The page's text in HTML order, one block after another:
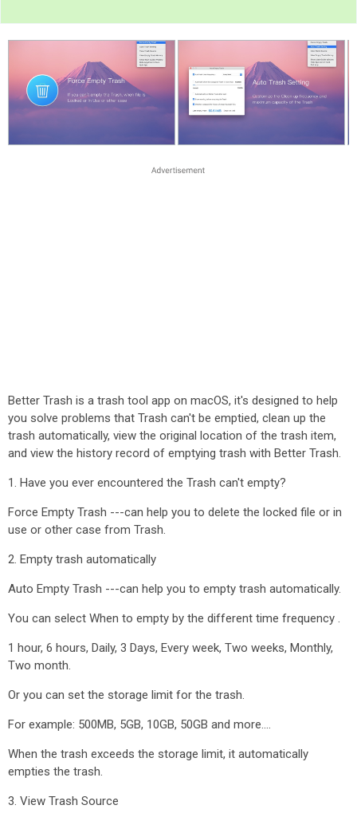
Better Trash is a trash tool app on macOS, it's designed to help
you solve problems that Trash can't be emptied, clean up the
trash automatically, view the original location of the trash item,
and view the history record of emptying trash with Better Trash.
1. Have you ever encountered the Trash can't empty?
Force Empty Trash ---can help you to delete the locked file or in
use or other case from Trash.
2. Empty trash automatically
Auto Empty Trash ---can help you to empty trash automatically.
You can select When to empty by the different time frequency .
1 hour, 6 hours, Daily, 3 Days, Every week, Two weeks, Monthly,
Two month.
Or you can set the storage limit for the trash.
For example: 500MB, 5GB, 10GB, 50GB and more....
When the trash exceeds the storage limit, it automatically
empties the trash.
3. View Trash Source